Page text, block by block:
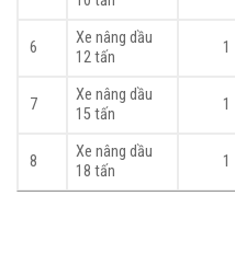
6
Xe nâng dầu
12 tấn
1
7
Xe nâng dầu
15 tấn
1
8
Xe nâng dầu
18 tấn
1